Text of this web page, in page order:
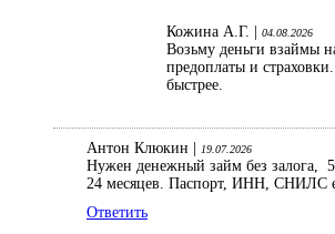
Кожина А.Г. | 04.08.2026
Возьму деньги взаймы
предоплаты и
быстрее.
Антон Клюкин | 19.07.2026
Нужен денежный займ без залога,
24 месяцев. Паспорт, ИНН, СНИЛС
Ответить